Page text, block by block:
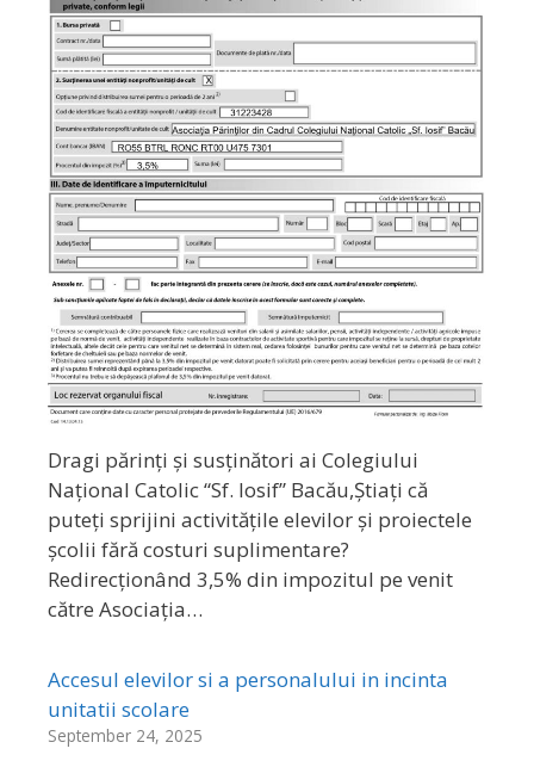
Dragi părinți și susținători ai Colegiului
Național Catolic “Sf. Iosif” Bacău,Știați că
puteți sprijini activitățile elevilor și proiectele
școlii fără costuri suplimentare?
Redirecționând 3,5% din impozitul pe venit
către Asociația…
Accesul elevilor si a personalului in incinta
unitatii scolare
September 24, 2025